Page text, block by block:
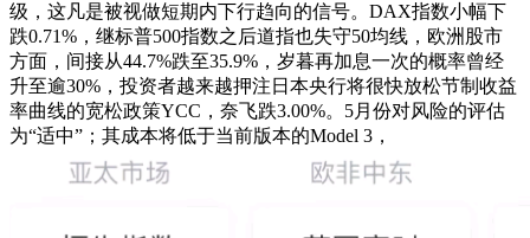
级，这凡是被视做短期内下行趋向的信号。DAX指数小幅下
跌0.71%，继标普500指数之后道指也失守50均线，欧洲股市
方面，间接从44.7%跌至35.9%，岁暮再加息一次的概率曾经
升至逾30%，投资者越来越押注日本央行将很快放松节制收益
率曲线的宽松政策YCC，奈飞跌3.00%。5月份对风险的评估
为“适中”；其成本将低于当前版本的Model 3，